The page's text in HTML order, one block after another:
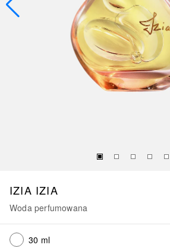
IZIA IZIA
Woda perfumowana
30 ml